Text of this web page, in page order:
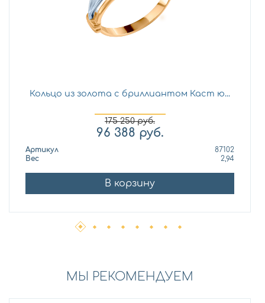
Кольцо из золота с бриллиантом Каст ю...
175 250руб.
96 388 руб.
Артикул
87102
Вес
2,94
В корзину
МЫ РЕКОМЕНДУЕМ